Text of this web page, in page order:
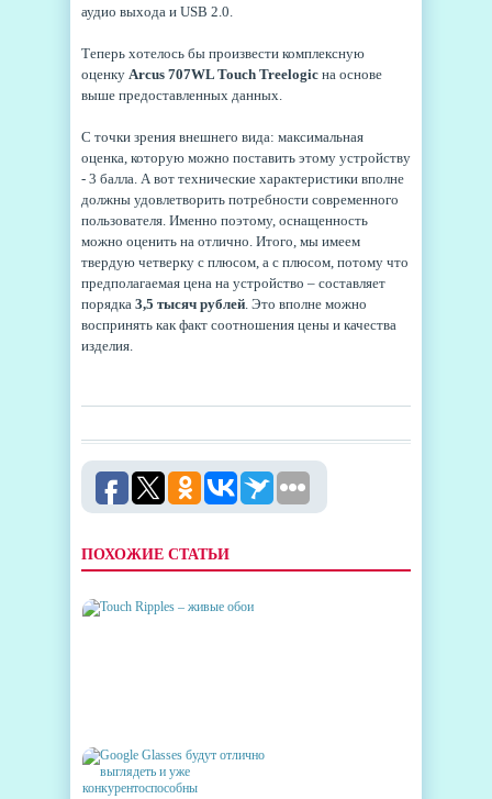
аудио выхода и USB 2.0.
Теперь хотелось бы произвести комплексную
оценку Arcus 707WL Touch Treelogic на основе
выше предоставленных данных.
С точки зрения внешнего вида: максимальная
оценка, которую можно поставить этому устройству
- 3 балла. А вот технические характеристики вполне
должны удовлетворить потребности современного
пользователя. Именно поэтому, оснащенность
можно оценить на отлично. Итого, мы имеем
твердую четверку с плюсом, а с плюсом, потому что
предполагаемая цена на устройство – составляет
порядка 3,5 тысяч рублей. Это вполне можно
воспринять как факт соотношения цены и качества
изделия.
ПОХОЖИЕ СТАТЬИ